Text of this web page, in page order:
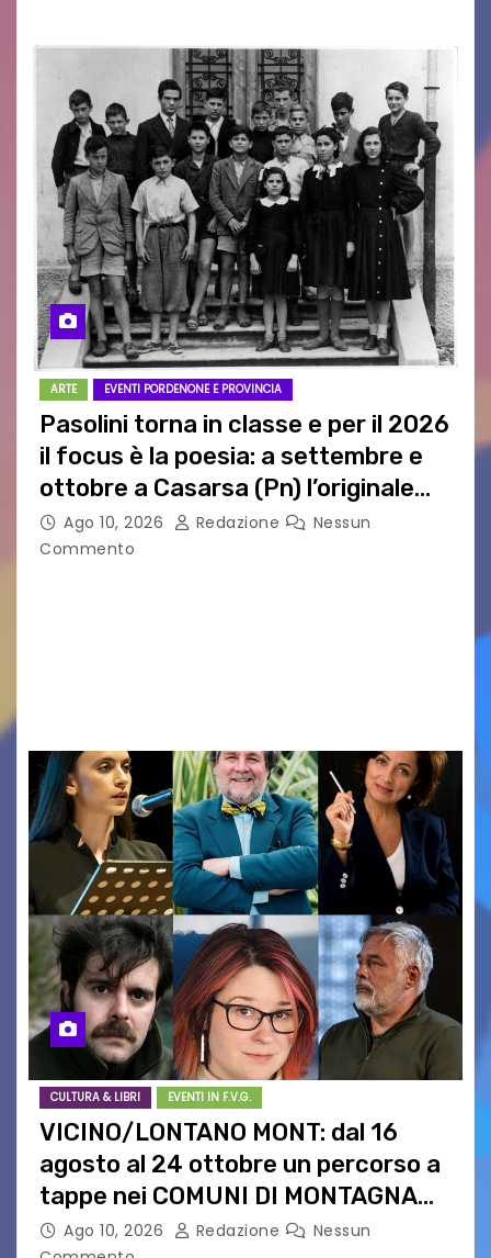
ARTE EVENTI PORDENONE E PROVINCIA
Pasolini torna in classe e per il 2026
il focus è la poesia: a settembre e
ottobre a Casarsa (Pn) l’originale
percorso per docenti delle scuole
medie e superiori
Ago 10, 2026 Redazione
Nessun
Commento
CULTURA & LIBRI EVENTI IN F.V.G.
VICINO/LONTANO MONT: dal 16
agosto al 24 ottobre un percorso a
tappe nei COMUNI DI MONTAGNA
DEL FVG
Ago 10, 2026 Redazione
Nessun